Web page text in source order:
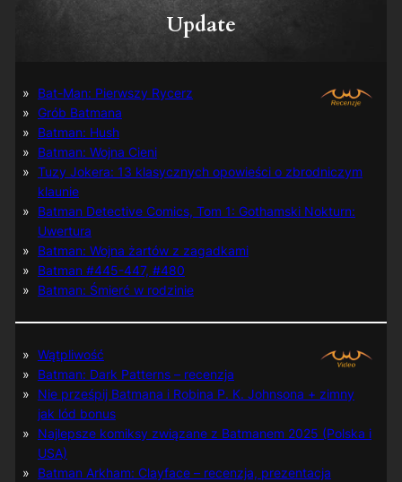
Update
Bat-Man: Pierwszy Rycerz
Grób Batmana
Batman: Hush
Batman: Wojna Cieni
Tuzy Jokera: 13 klasycznych opowieści o zbrodniczym
klaunie
Batman Detective Comics, Tom 1: Gothamski Nokturn:
Uwertura
Batman: Wojna żartów z zagadkami
Batman #445-447, #480
Batman: Śmierć w rodzinie
Wątpliwość
Batman: Dark Patterns – recenzja
Nie prześpij Batmana i Robina P. K. Johnsona + zimny
jak lód bonus
Najlepsze komiksy związane z Batmanem 2025 (Polska i
USA)
Batman Arkham: Clayface – recenzja, prezentacja